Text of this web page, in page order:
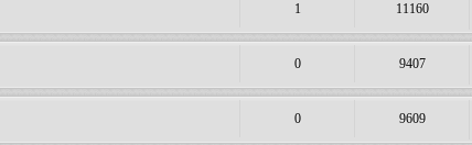
1 11160
0 9407
0 9609